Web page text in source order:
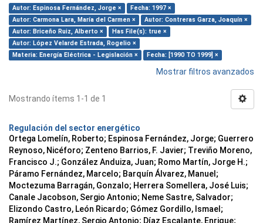
Autor: Espinosa Fernández, Jorge ×
Fecha: 1997 ×
Autor: Carmona Lara, María del Carmen ×
Autor: Contreras Garza, Joaquín ×
Autor: Briceño Ruiz, Alberto ×
Has File(s): true ×
Autor: López Velarde Estrada, Rogelio ×
Materia: Energía Eléctrica - Legislación ×
Fecha: [1990 TO 1999] ×
Mostrar filtros avanzados
Mostrando ítems 1-1 de 1
Regulación del sector energético
Ortega Lomelín, Roberto; Espinosa Fernández, Jorge; Guerrero
Reynoso, Nicéforo; Zenteno Barrios, F. Javier; Treviño Moreno,
Francisco J.; González Anduiza, Juan; Romo Martín, Jorge H.;
Páramo Fernández, Marcelo; Barquín Álvarez, Manuel;
Moctezuma Barragán, Gonzalo; Herrera Somellera, José Luis;
Canale Jacobson, Sergio Antonio; Neme Sastre, Salvador;
Elizondo Castro, León Ricardo; Gómez Gordillo, Ismael;
Ramírez Martínez, Sergio Antonio; Díaz Escalante, Enrique;